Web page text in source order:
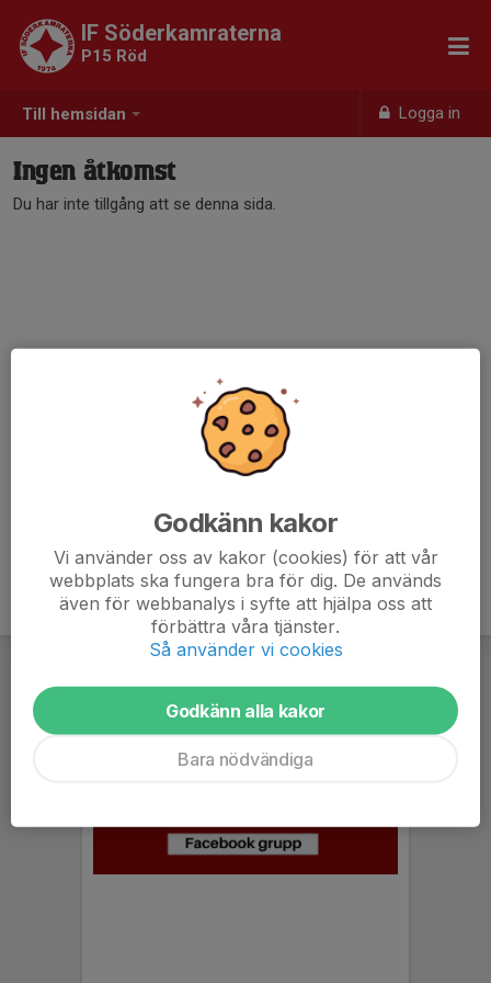
Till hemsidan Logga in
IF Söderkamraterna
P15 Röd
Ingen åtkomst
Du har inte tillgång att se denna sida.
Godkänn kakor
Vi använder oss av kakor (cookies) för att vår
webbplats ska fungera bra för dig. De används
även för webbanalys i syfte att hjälpa oss att
förbättra våra tjänster.
Så använder vi cookies
Godkänn alla kakor
Bara nödvändiga